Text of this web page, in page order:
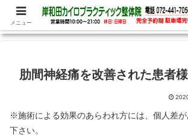
腰痛、めまい、頭痛の他、パニック障害、不安・恐怖
任せ下さい
肋間神経痛を改善された患者
※施術による効果のあらわれ方には、個人差
下さい。
メニュー